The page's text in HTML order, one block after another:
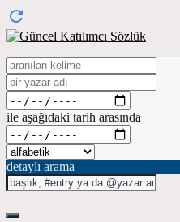
ile aşağıdaki tarih arasında
detaylı arama